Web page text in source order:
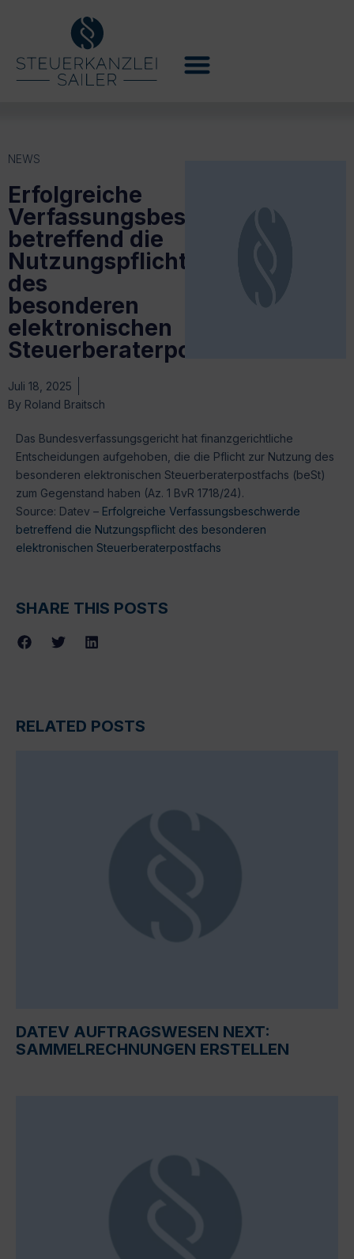
NEWS
Erfolgreiche
Verfassungsbeschwerde
betreffend die
Nutzungspflicht
des
besonderen
elektronischen
Steuerberaterpostfachs
Juli 18, 2025
By Roland Braitsch
Das Bundesverfassungsgericht hat finanzgerichtliche
Entscheidungen aufgehoben, die die Pflicht zur Nutzung des
besonderen elektronischen Steuerberaterpostfachs (beSt)
zum Gegenstand haben (Az. 1 BvR 1718/24).
Source: Datev – Erfolgreiche Verfassungsbeschwerde
betreffend die Nutzungspflicht des besonderen
elektronischen Steuerberaterpostfachs
SHARE THIS POSTS
RELATED POSTS
DATEV AUFTRAGSWESEN NEXT:
SAMMELRECHNUNGEN ERSTELLEN